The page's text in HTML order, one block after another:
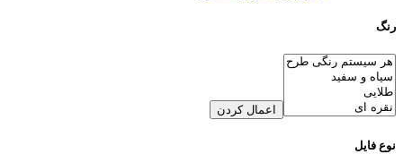
رنگ
اعمال کردن
نوع فایل